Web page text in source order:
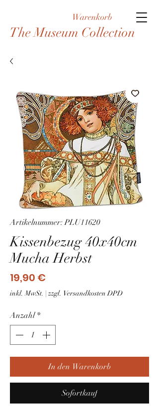
Warenkorb
The Museum Collection
Artikelnummer: PLU11620
Kissenbezug 40x40cm
Mucha Herbst
19,90 €
inkl. MwSt. | zzgl. Versandkosten DPD
Anzahl *
In den Warenkorb
Sofortkauf